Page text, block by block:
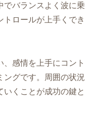
でバランスよく波に乗
トロールが上手くでき
感情を上手にコント
ングです。周囲の状況
いくことが成功の鍵と